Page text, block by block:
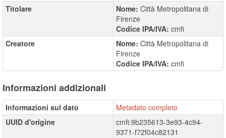
Titolare
Nome: Città Metropolitana di
Firenze
Codice IPA/IVA: cmfi
Creatore
Nome: Città Metropolitana di
Firenze
Codice IPA/IVA: cmfi
Informazioni addizionali
Informazioni sul dato
Metadato completo
UUID d'origine
cmfi:9b235613-3e93-4c94-
9371-f72f04c82131